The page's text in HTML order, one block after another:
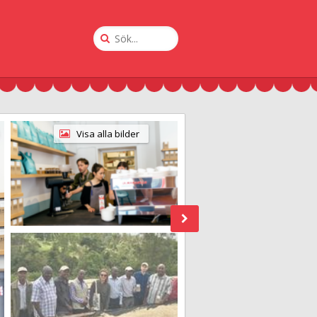
Sök
på
Visa alla bilder